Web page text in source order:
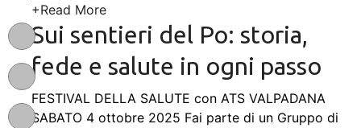
+Read More
Sui sentieri del Po: storia,
fede e salute in ogni passo
FESTIVAL DELLA SALUTE con ATS VALPADANA
SABATO 4 ottobre 2025 Fai parte di un Gruppo di